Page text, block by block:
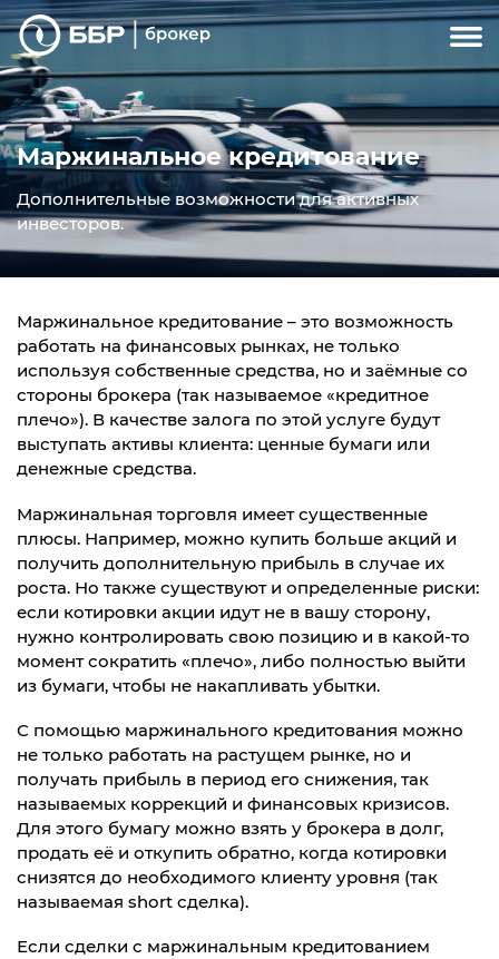
Маржинальное кредитование
Дополнительные возможности для активных
инвесторов.
Маржинальное кредитование – это возможность
работать на финансовых рынках, не только
используя собственные средства, но и заёмные со
стороны брокера (так называемое «кредитное
плечо»). В качестве залога по этой услуге будут
выступать активы клиента: ценные бумаги или
денежные средства.
Маржинальная торговля имеет существенные
плюсы. Например, можно купить больше акций и
получить дополнительную прибыль в случае их
роста. Но также существуют и определенные риски:
если котировки акции идут не в вашу сторону,
нужно контролировать свою позицию и в какой-то
момент сократить «плечо», либо полностью выйти
из бумаги, чтобы не накапливать убытки.
С помощью маржинального кредитования можно
не только работать на растущем рынке, но и
получать прибыль в период его снижения, так
называемых коррекций и финансовых кризисов.
Для этого бумагу можно взять у брокера в долг,
продать её и откупить обратно, когда котировки
снизятся до необходимого клиенту уровня (так
называемая short сделка).
Если сделки с маржинальным кредитованием